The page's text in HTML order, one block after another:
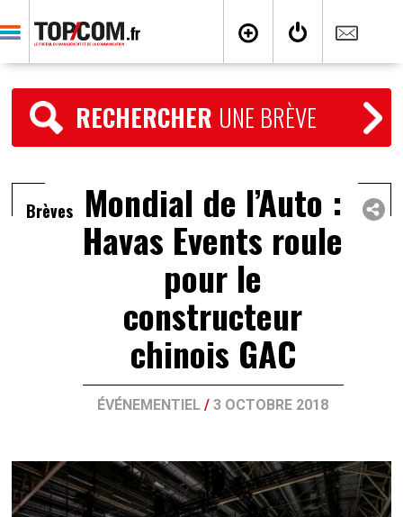
RECHERCHER UNE BRÈVE
Brèves Mondial de l’Auto :
Havas Events roule
pour le
constructeur
chinois GAC
ÉVÉNEMENTIEL /3 OCTOBRE 2018